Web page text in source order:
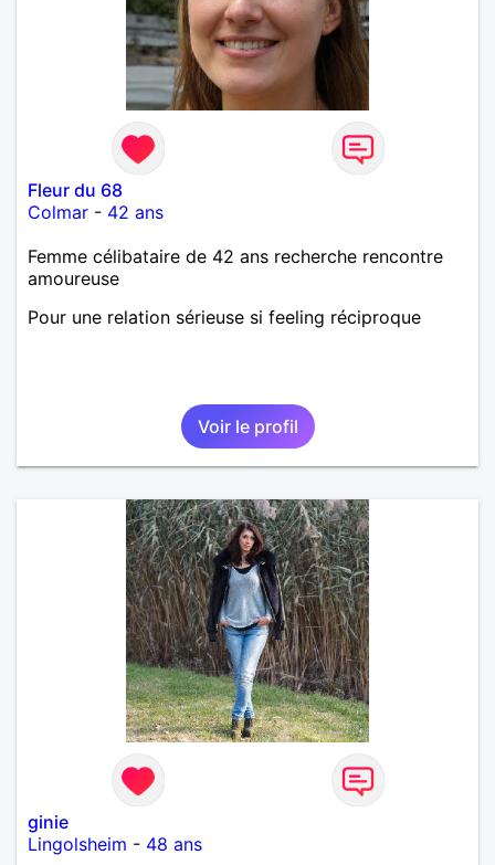
Fleur du 68
Colmar - 42 ans
Femme célibataire de 42 ans recherche rencontre
amoureuse
Pour une relation sérieuse si feeling réciproque
Voir le profil
ginie
Lingolsheim - 48 ans